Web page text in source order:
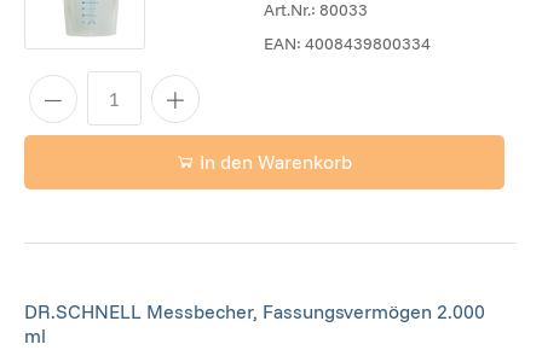
Art.Nr.:80033
EAN:4008439800334
In den Warenkorb
DR.SCHNELL Messbecher, Fassungsvermögen 2.000
ml